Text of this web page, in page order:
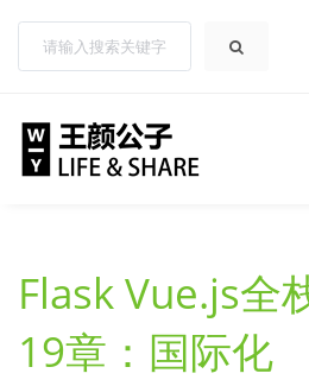
Flask Vue.js全
19章：国际化